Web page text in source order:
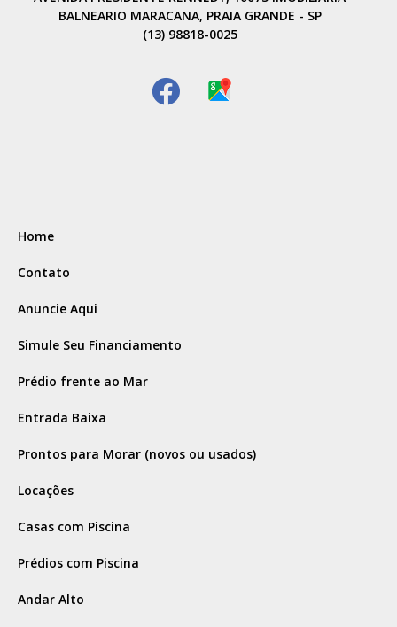
BALNEARIO MARACANA, PRAIA GRANDE - SP
(13) 98818-0025
Home
Contato
Anuncie Aqui
Simule Seu Financiamento
Prédio frente ao Mar
Entrada Baixa
Prontos para Morar (novos ou usados)
Locações
Casas com Piscina
Prédios com Piscina
Andar Alto